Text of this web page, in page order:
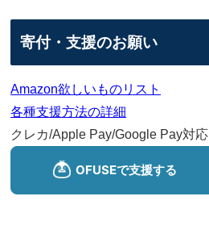
寄付・支援のお願い
Amazon欲しいものリスト
各種支援方法の詳細
クレカ/Apple Pay/Google Pay対応